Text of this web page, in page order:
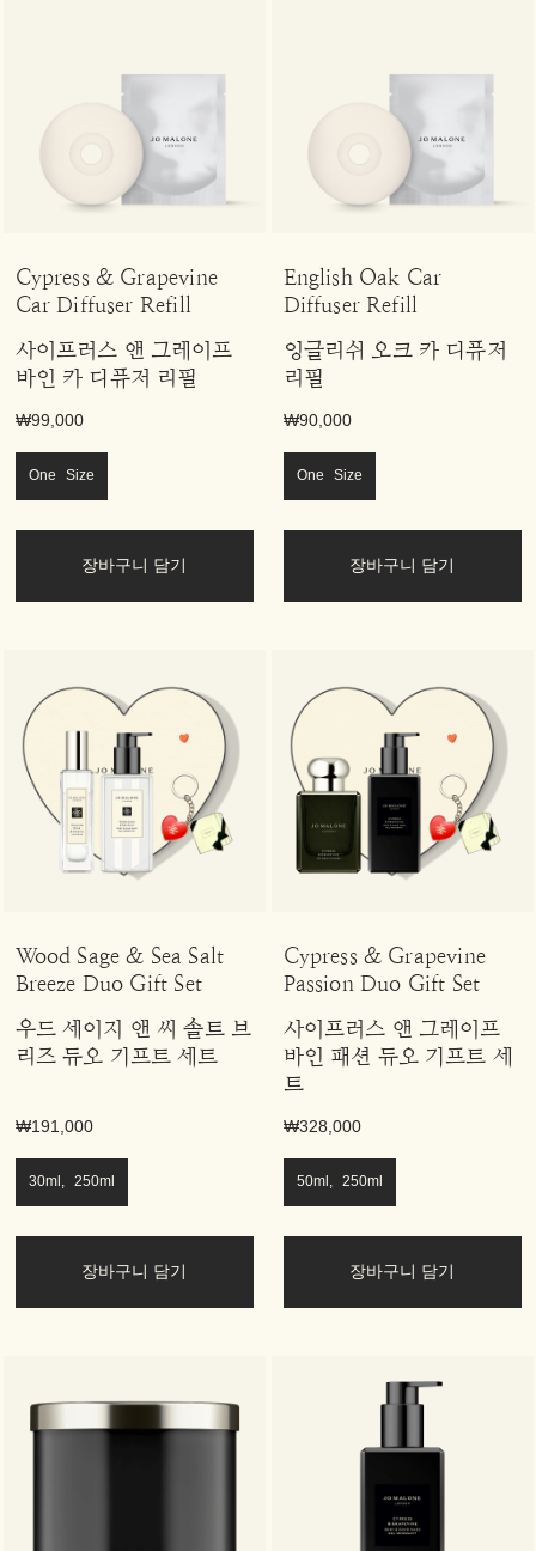
Cypress & Grapevine
Car Diffuser Refill
사이프러스 앤 그레이프
바인 카 디퓨저 리필
₩99,000
One Size
장바구니 담기
English Oak Car
Diffuser Refill
잉글리쉬 오크 카 디퓨저
리필
₩90,000
One Size
장바구니 담기
Wood Sage & Sea Salt
Breeze Duo Gift Set
우드 세이지 앤 씨 솔트 브
리즈 듀오 기프트 세트
₩191,000
30ml, 250ml
장바구니 담기
Cypress & Grapevine
Passion Duo Gift Set
사이프러스 앤 그레이프
바인 패션 듀오 기프트 세
트
₩328,000
50ml, 250ml
장바구니 담기